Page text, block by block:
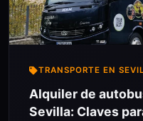
TRANSPORTE EN
Alquiler de
Sevilla: Claves